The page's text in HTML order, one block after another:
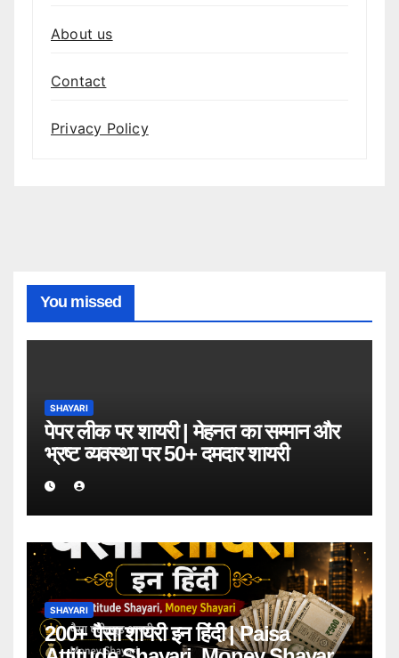
About us
Contact
Privacy Policy
You missed
SHAYARI
पेपर लीक पर शायरी | मेहनत का सम्मान और
भ्रष्ट व्यवस्था पर 50+ दमदार शायरी
SHAYARI
200+ पैसा शायरी इन हिंदी | Paisa